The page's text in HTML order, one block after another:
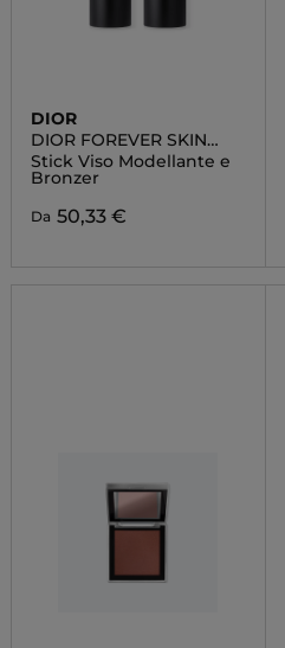
DIOR
DIOR FOREVER SKIN
CONTOUR
Stick Viso Modellante e
Bronzer
Da 50,33 €